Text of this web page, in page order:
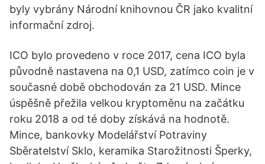
byly vybrány Národní knihovnou ČR jako kvalitní
informační zdroj.
ICO bylo provedeno v roce 2017, cena ICO byla
původně nastavena na 0,1 USD, zatímco coin je v
současné době obchodován za 21 USD. Mince
úspěšně přežila velkou kryptoměnu na začátku
roku 2018 a od té doby získává na hodnotě.
Mince, bankovky Modelářství Potraviny
Sběratelství Sklo, keramika Starožitnosti Šperky,